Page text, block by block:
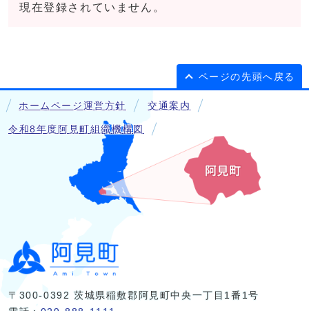
現在登録されていません。
ページの先頭へ戻る
ホームページ運営方針 交通案内
令和8年度阿見町組織機構図
〒300-0392 茨城県稲敷郡阿見町中央一丁目1番1号